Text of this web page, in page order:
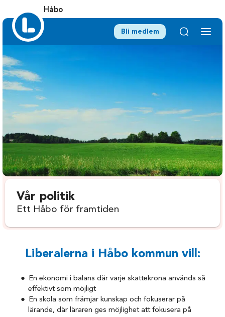
Håbo
Bli medlem
Vår politik
Ett Håbo för framtiden
Liberalerna i Håbo kommun vill:
En ekonomi i balans där varje skattekrona används så
effektivt som möjligt
En skola som främjar kunskap och fokuserar på
lärande, där läraren ges möjlighet att fokusera på